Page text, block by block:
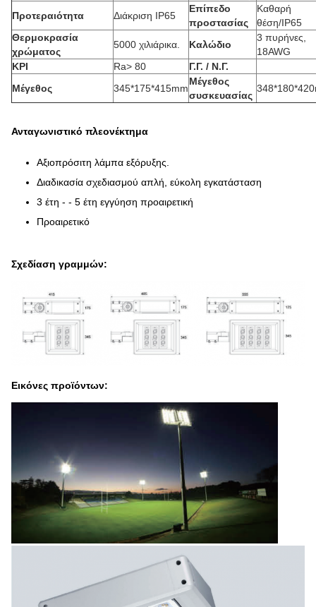
Προτεραιότητα Διάκριση IP65
Επίπεδο
προστασίας
Καθαρή
θέση/IP65
Θερμοκρασία
χρώματος
5000 χιλιάρικα. Καλώδιο
3 πυρήνες,
18AWG
ΚΡΙ
Ra> 80
Γ.Γ. / Ν.Γ.
Μέγεθος
345*175*415mm
Μέγεθος
συσκευασίας
Ανταγωνιστικό πλεονέκτημα
Αξιοπρόσιτη λάμπα εξόρυξης.
Διαδικασία σχεδιασμού απλή, εύκολη εγκατάσταση
3 έτη - - 5 έτη εγγύηση προαιρετική
Προαιρετικό
Σχεδίαση γραμμών:
Εικόνες προϊόντων: